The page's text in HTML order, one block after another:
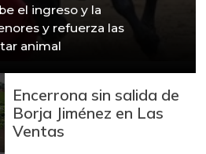
el ingreso y la
y refuerza las
animal
Encerrona sin salida de
Borja Jiménez en Las
Ventas